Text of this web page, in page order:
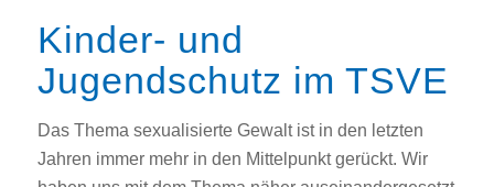
Kinder- und
Jugendschutz im TSVE
Das Thema sexualisierte Gewalt ist in den letzten
Jahren immer mehr in den Mittelpunkt gerückt. Wir